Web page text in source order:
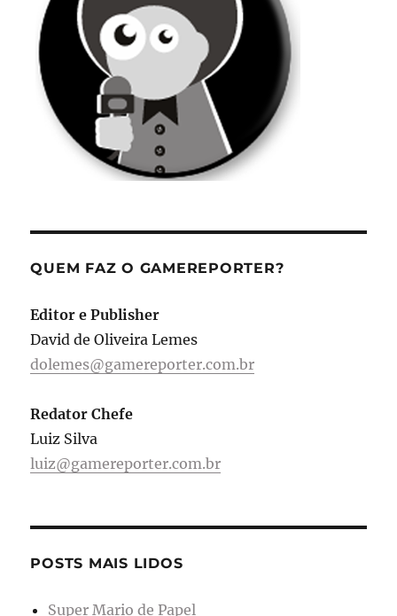
QUEM FAZ O GAMEREPORTER?
Editor e Publisher
David de Oliveira Lemes
dolemes@gamereporter.com.br
Redator Chefe
Luiz Silva
luiz@gamereporter.com.br
POSTS MAIS LIDOS
Super Mario de Papel